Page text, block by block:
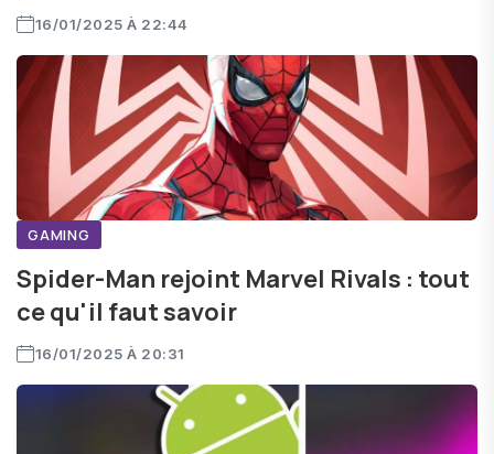
16/01/2025 À 22:44
GAMING
Spider-Man rejoint Marvel Rivals : tout
ce qu'il faut savoir
16/01/2025 À 20:31